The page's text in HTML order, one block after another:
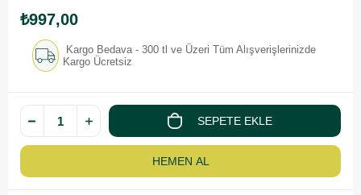
₺997,00
Kargo Bedava - 300 tl ve Üzeri Tüm Alışverişlerinizde
Kargo Ücretsiz